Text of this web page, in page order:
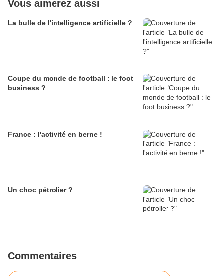
Vous aimerez aussi
La bulle de l'intelligence artificielle ?
Coupe du monde de football : le foot
business ?
France : l'activité en berne !
Un choc pétrolier ?
Commentaires